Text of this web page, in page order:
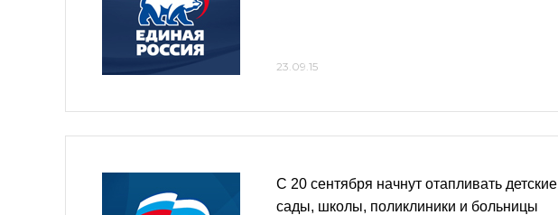
23.09.15
С 20 сентября начнут отапливать детские
сады, школы, поликлиники и больницы